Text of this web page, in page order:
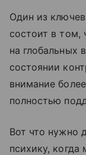
Один из
состоит в том,
на глобальных
состоянии
внимание
полностью
Вот что нужно
психику, когда